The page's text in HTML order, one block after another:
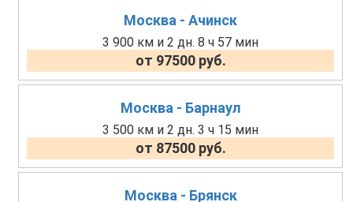
Москва - Ачинск
3 900 км и 2 дн. 8 ч 57 мин
от 97500 руб.
Москва - Барнаул
3 500 км и 2 дн. 3 ч 15 мин
от 87500 руб.
Москва - Брянск